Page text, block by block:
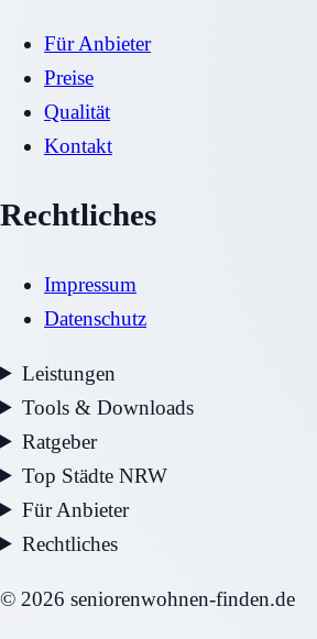
Für Anbieter
Preise
Qualität
Kontakt
Rechtliches
Impressum
Datenschutz
Leistungen
Tools & Downloads
Ratgeber
Top Städte NRW
Für Anbieter
Rechtliches
© 2026 seniorenwohnen-finden.de